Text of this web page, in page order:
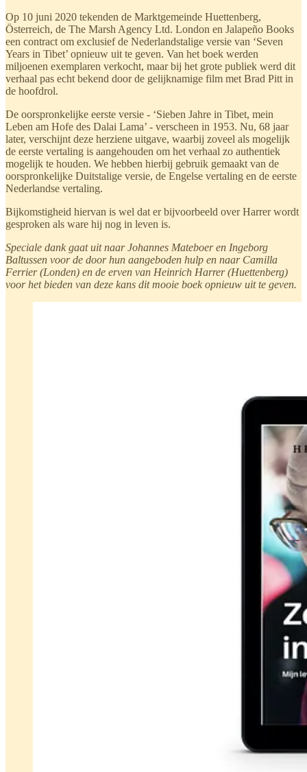
Op 10 juni 2020 tekenden de Marktgemeinde Huettenberg,
Österreich, de The Marsh Agency Ltd. London en Jalapeño Books
een contract om exclusief de Nederlandstalige versie van ‘Seven
Years in Tibet’ opnieuw uit te geven. Van het boek werden
miljoenen exemplaren verkocht, maar bij het grote publiek werd dit
verhaal pas echt bekend door de gelijknamige film met Brad Pitt in
de hoofdrol.
De oorspronkelijke eerste versie - ‘Sieben Jahre in Tibet, mein
Leben am Hofe des Dalai Lama’ - verscheen in 1953. Nu, 68 jaar
later, verschijnt deze herziene uitgave, waarbij zoveel als mogelijk
de eerste vertaling is aangehouden om het verhaal zo authentiek
mogelijk te houden. We hebben hierbij gebruik gemaakt van de
oorspronkelijke Duitstalige versie, de Engelse vertaling en de eerste
Nederlandse vertaling.
Bijkomstigheid hiervan is wel dat er bijvoorbeeld over Harrer wordt
gesproken als ware hij nog in leven is.
Speciale dank gaat uit naar Johannes Mateboer en Ingeborg
Baltussen voor de door hun aangeboden hulp en naar Camilla
Ferrier (Londen) en de erven van Heinrich Harrer (Huettenberg)
voor het bieden van deze kans dit mooie boek opnieuw uit te geven.